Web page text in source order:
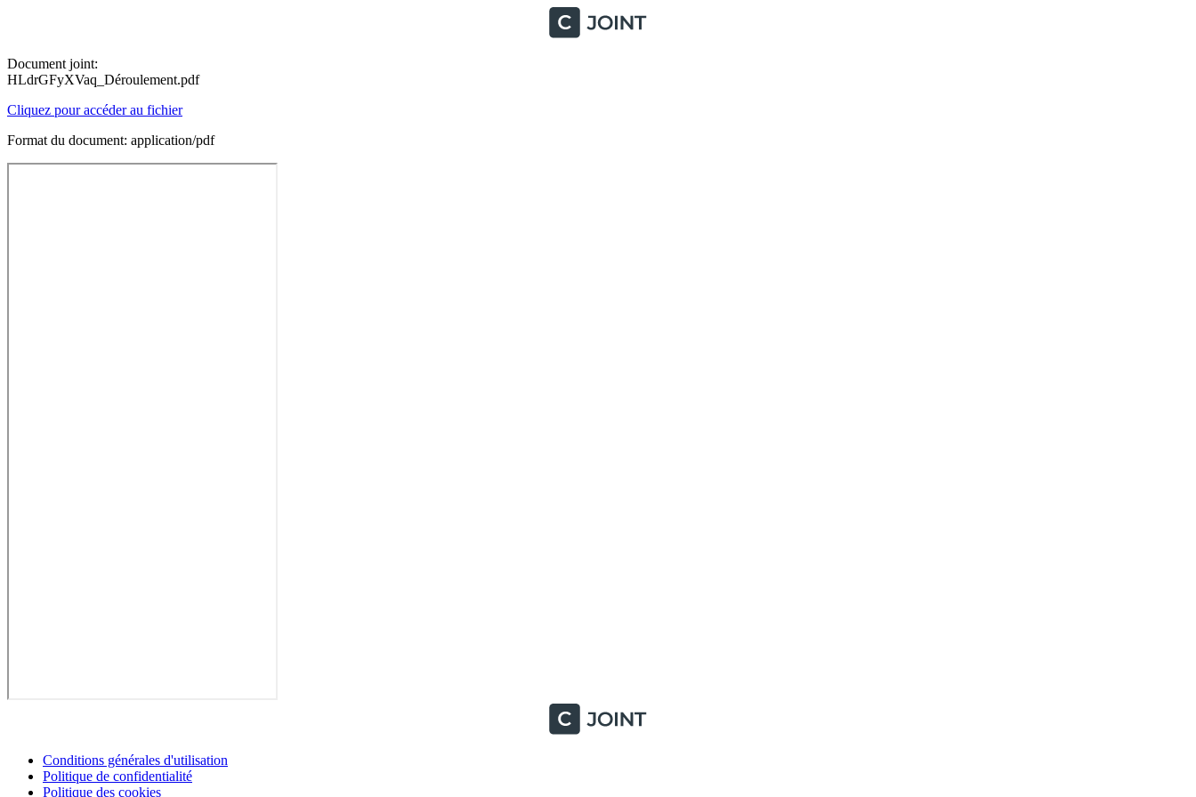
Document joint:
HLdrGFyXVaq_Déroulement.pdf
Cliquez pour accéder au fichier
Format du document: application/pdf
Conditions générales d'utilisation
Politique de confidentialité
Politique des cookies